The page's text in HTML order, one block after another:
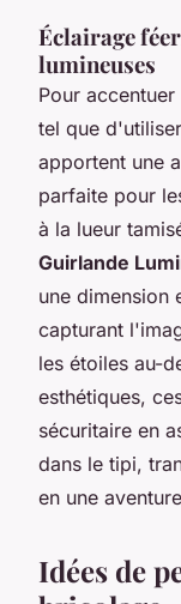
Éclairage
lumineuses
Pour accentuer
tel que
apportent une
parfaite pour
à la lueur
Guirlande
une dimension
capturant
les étoiles au-
esthétiques,
sécuritaire en
dans le tipi,
en une
Idées de